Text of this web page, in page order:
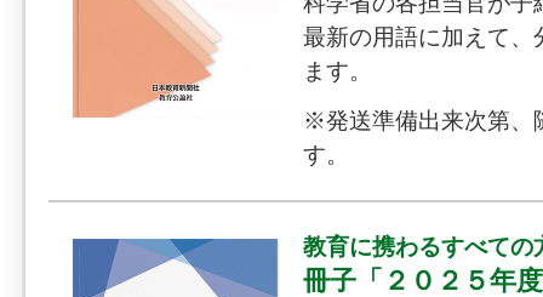
最新の用語に加えて、
ます。
※発送準備出来次第、
す。
教育に携わるすべての
冊子「２０２５年